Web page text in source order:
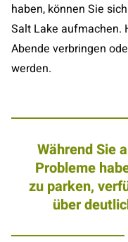
haben, können Sie
Salt Lake aufmachen.
Abende verbringen
werden.
Während Sie
Probleme
zu parken,
über